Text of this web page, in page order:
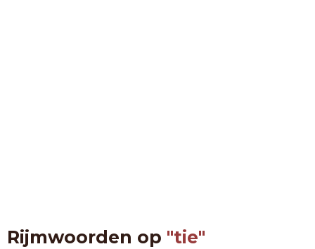
Rijmwoorden op "tie"